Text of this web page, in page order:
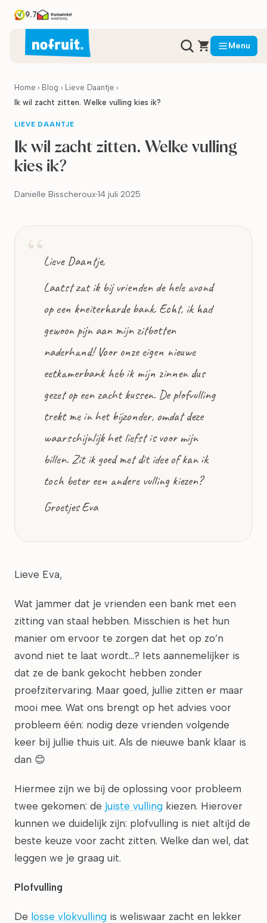
9.7
Menu
Home › Blog › Lieve Daantje ›
Ik wil zacht zitten. Welke vulling kies ik?
LIEVE DAANTJE
Ik wil zacht zitten. Welke vulling
kies ik?
Danielle Bisscheroux14 juli 2025
Lieve Daantje,
Laatst zat ik bij vrienden de hele avond
op een kneiterharde bank. Echt, ik had
gewoon pijn aan mijn zitbotten
naderhand! Voor onze eigen nieuwe
eetkamerbank heb ik mijn zinnen dus
gezet op een zacht kussen. De plofvulling
trekt me in het bijzonder, omdat deze
waarschijnlijk het liefst is voor mijn
billen. Zit ik goed met dit idee of kan ik
toch beter een andere vulling kiezen?
Groetjes Eva
Lieve Eva,
Wat jammer dat je vrienden een bank met een
zitting van staal hebben. Misschien is het hun
manier om ervoor te zorgen dat het op zo’n
avond niet te laat wordt…? Iets aannemelijker is
dat ze de bank gekocht hebben zonder
proefzitervaring. Maar goed, jullie zitten er maar
mooi mee. Wat ons brengt op het advies voor
probleem één: nodig deze vrienden volgende
keer bij jullie thuis uit. Als de nieuwe bank klaar is
dan 😊
Hiermee zijn we bij de oplossing voor probleem
twee gekomen: de juiste vulling kiezen. Hierover
kunnen we duidelijk zijn: plofvulling is niet altijd de
beste keuze voor zacht zitten. Welke dan wel, dat
leggen we je graag uit.
Plofvulling
De losse vlokvulling is weliswaar zacht en lekker